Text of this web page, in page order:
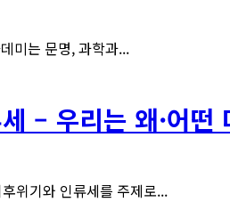
미는 문명, 과학과...
– 우리는 왜·어
위기와 인류세를 주제로...